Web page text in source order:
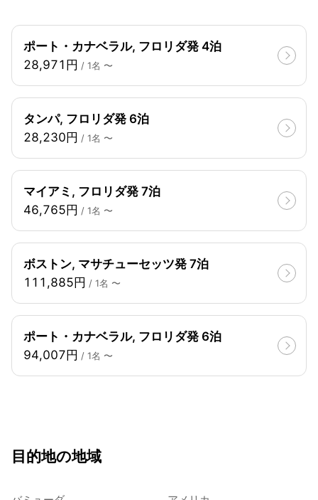
ポート・カナベラル, フロリダ発 4泊
28,971円 / 1名 〜
タンパ, フロリダ発 6泊
28,230円 / 1名 〜
マイアミ, フロリダ発 7泊
46,765円 / 1名 〜
ボストン, マサチューセッツ発 7泊
111,885円 / 1名 〜
ポート・カナベラル, フロリダ発 6泊
94,007円 / 1名 〜
目的地の地域